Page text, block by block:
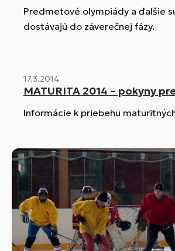
Predmetové olympiády a ďalšie
dostávajú do záverečnej fázy.
17.3.2014
MATURITA 2014 – pokyny
Informácie k priebehu